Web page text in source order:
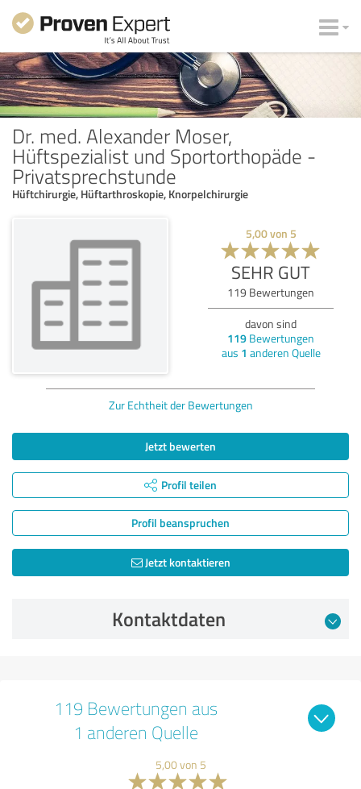
Dr. med. Alexander Moser,
Hüftspezialist und Sportorthopäde -
Privatsprechstunde
Hüftchirurgie, Hüftarthroskopie, Knorpelchirurgie
5,00von 5
SEHR GUT
119 Bewertungen
davon sind
119 Bewertungen
aus 1 anderen Quelle
Zur Echtheit der Bewertungen
Jetzt bewerten
Profil teilen
Profil beanspruchen
Jetzt kontaktieren
Kontaktdaten
119 Bewertungen aus
1 anderen Quelle
5,00 von 5